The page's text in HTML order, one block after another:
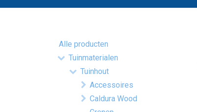
Alle producten
Tuinmaterialen
Tuinhout
Accessoires
Caldura Wood